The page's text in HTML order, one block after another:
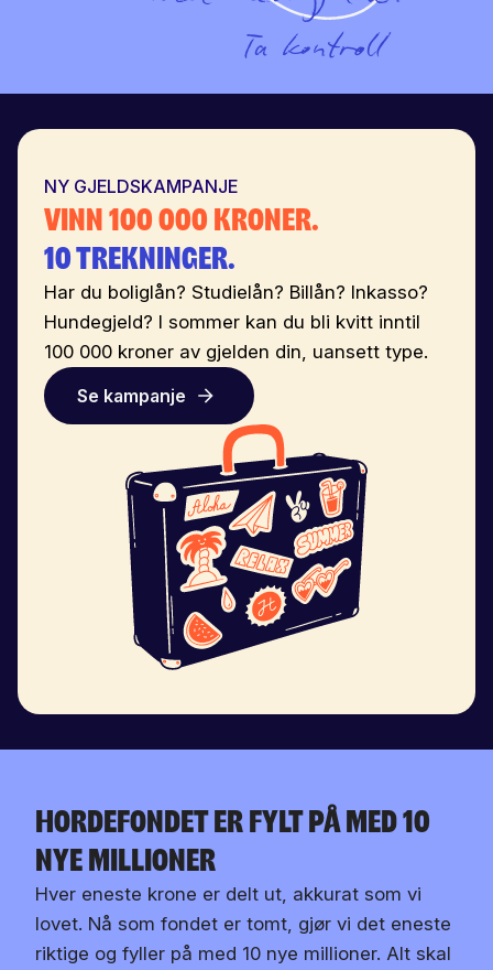
Ta kontroll
NY GJELDSKAMPANJE
Vinn 100 000 kroner.
10 trekninger.
Har du boliglån? Studielån? Billån? Inkasso?
Hundegjeld? I sommer kan du bli kvitt inntil
100 000 kroner av gjelden din, uansett type.
Se kampanje
Hordefondet er fylt på med 10
nye millioner
Hver eneste krone er delt ut, akkurat som vi
lovet. Nå som fondet er tomt, gjør vi det eneste
riktige og fyller på med 10 nye millioner. Alt skal